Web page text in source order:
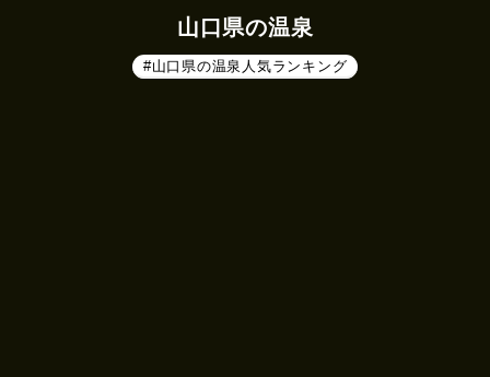
山口県の温泉
#山口県の温泉人気ランキング